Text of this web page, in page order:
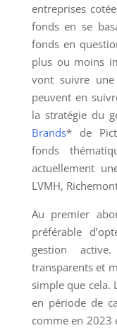
entreprises
fonds en se
fonds en
plus ou moins
vont suivre une
peuvent en
la stratégie du
Brands* de
fonds
actuellement
LVMH,
Au premier
préférable
gestion
transparents et
simple que cela.
en période de
comme en 2023